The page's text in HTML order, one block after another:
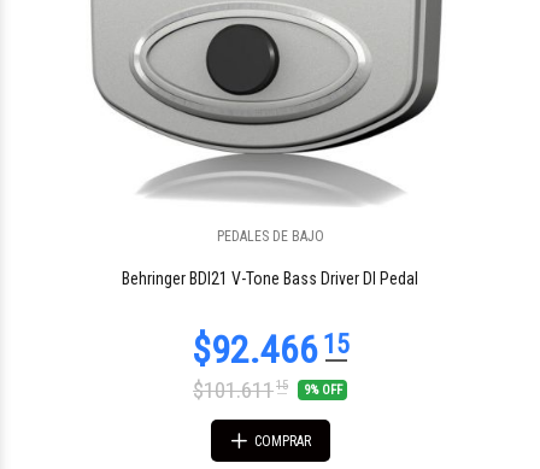
PEDALES DE BAJO
Behringer BDI21 V-Tone Bass Driver DI Pedal
$101.61115 9% OFF
COMPRAR